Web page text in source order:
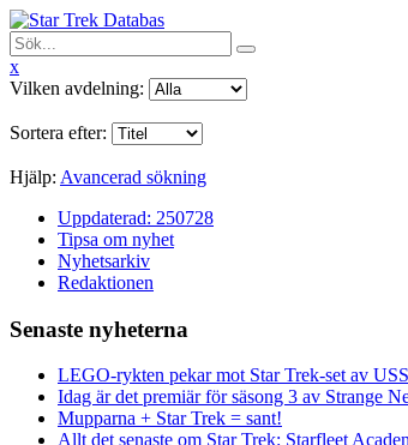
x
Vilken avdelning:
Sortera efter:
Hjälp: Avancerad sökning
Uppdaterad: 250728
Tipsa om nyhet
Nyhetsarkiv
Redaktionen
Senaste nyheterna
LEGO-rykten pekar mot Star Trek-set av
Idag är det premiär för säsong 3 av Strange
Mupparna + Star Trek = sant!
Allt det senaste om Star Trek: Starfleet